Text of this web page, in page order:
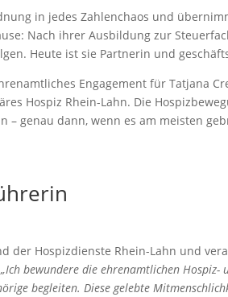
in jedes Zahlenchaos und
Nach ihrer Ausbildung zur
Heute ist sie Partnerin und
Engagement für Tatjana
Hospiz Rhein-Lahn. Die
– genau dann, wenn es am meisten
der Hospizdienste Rhein-Lahn und
„Ich bewundere die ehrenamtlichen
begleiten. Diese gelebte